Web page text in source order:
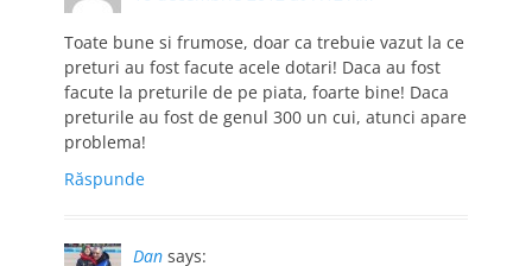
Toate bune si frumose, doar ca trebuie vazut la ce
preturi au fost facute acele dotari! Daca au fost
facute la preturile de pe piata, foarte bine! Daca
preturile au fost de genul 300 un cui, atunci apare
problema!
Răspunde
Dan says: